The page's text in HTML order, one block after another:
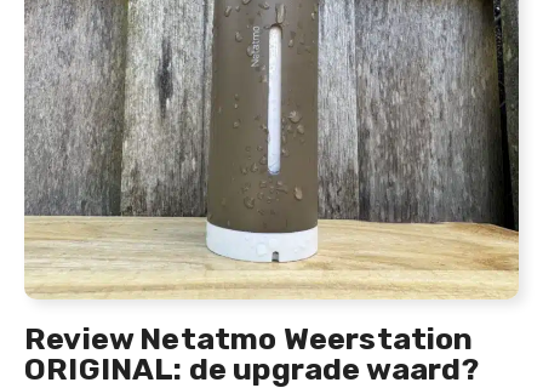
Review Netatmo Weerstation
ORIGINAL: de upgrade waard?